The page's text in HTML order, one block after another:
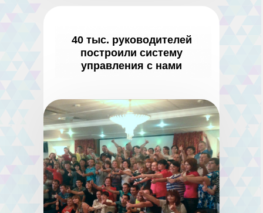
40 тыс. руководителей
построили систему
управления с нами